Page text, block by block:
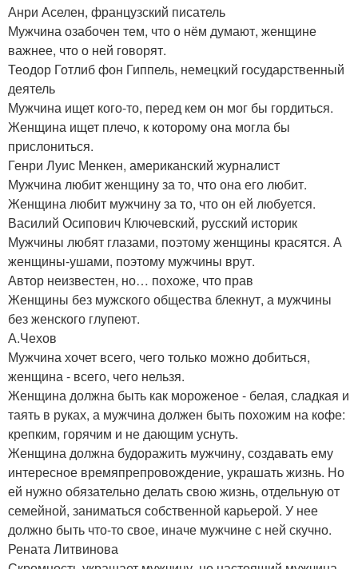
Анри Аселен, французский писатель
Мужчина озабочен тем, что о нём думают, женщине
важнее, что о ней говорят.
Теодор Готлиб фон Гиппель, немецкий государственный
деятель
Мужчина ищет кого-то, перед кем он мог бы гордиться.
Женщина ищет плечо, к которому она могла бы
прислониться.
Генри Луис Менкен, американский журналист
Мужчина любит женщину за то, что она его любит.
Женщина любит мужчину за то, что он ей любуется.
Василий Осипович Ключевский, русский историк
Мужчины любят глазами, поэтому женщины красятся. А
женщины-ушами, поэтому мужчины врут.
Автор неизвестен, но… похоже, что прав
Женщины без мужского общества блекнут, а мужчины
без женского глупеют.
А.Чехов
Мужчина хочет всего, чего только можно добиться,
женщина - всего, чего нельзя.
Женщина должна быть как мороженое - белая, сладкая и
таять в руках, а мужчина должен быть похожим на кофе:
крепким, горячим и не дающим уснуть.
Женщина должна будоражить мужчину, создавать ему
интересное времяпрепровождение, украшать жизнь. Но
ей нужно обязательно делать свою жизнь, отдельную от
семейной, заниматься собственной карьерой. У нее
должно быть что-то свое, иначе мужчине с ней скучно.
Рената Литвинова